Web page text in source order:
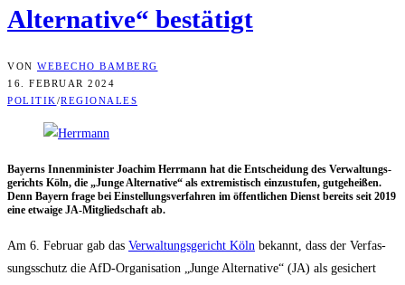
Alter­na­ti­ve“ bestätigt
VON WEBECHO BAMBERG
16. FEBRUAR 2024
POLITIK/REGIONALES
Bay­erns Innen­mi­nis­ter Joa­chim Herr­mann hat die Ent­schei­dung des Ver­wal­tungs­
ge­richts Köln, die „Jun­ge Alter­na­ti­ve“ als extre­mis­tisch ein­zu­stu­fen, gut­ge­hei­ßen.
Denn Bay­ern fra­ge bei Ein­stel­lungs­ver­fah­ren im öffent­li­chen Dienst bereits seit 2019
eine etwa­ige JA-Mit­glied­schaft ab.
Am 6. Febru­ar gab das Ver­wal­tungs­ge­richt Köln bekannt, dass der Ver­fas­
sungs­schutz die AfD-Orga­ni­sa­ti­on „Jun­ge Alter­na­ti­ve“ (JA) als gesi­chert